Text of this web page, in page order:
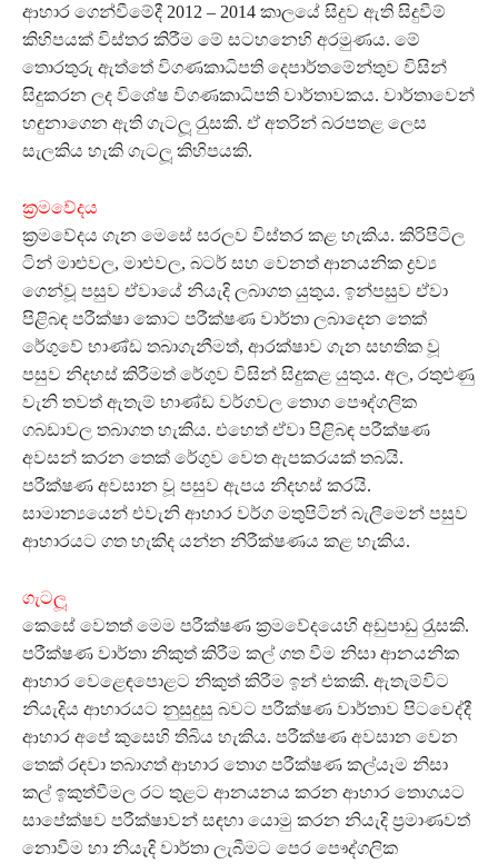
ආහාර ගෙන්වීමේදී 2012 – 2014 කාලයේ සිදුව ඇති සිදුවීම්
කිහිපයක් විස්තර කිරීම මේ සටහනෙහි අරමුණය. මේ
තොරතුරු ඇත්තේ විගණකාධිපති දෙපාර්තමේන්තුව විසින්
සිදුකරන ලද විශේෂ විගණකාධිපති වාර්තාවකය. වාර්තාවෙන්
හඳුනාගෙන ඇති ගැටලූ‍ රැුසකි. ඒ අතරින් බරපතළ ලෙස
සැලකිය හැකි ගැටලූ‍ කිහිපයකි.
ක‍්‍රමවේදය
ක‍්‍රමවේදය ගැන මෙසේ සරලව විස්තර කළ හැකිය. කිරිපිටිල
ටින් මාළුවල, මාළුවල, බටර් සහ වෙනත් ආනයනික ද්‍රව්‍ය
ගෙන්වූ පසුව ඒවායේ නියැදි ලබාගත යුතුය. ඉන්පසුව ඒවා
පිළිබඳ පරීක්ෂා කොට පරීක්ෂණ වාර්තා ලබාදෙන තෙක්
රේගුවේ භාණ්ඩ තබාගැනීමත්, ආරක්ෂාව ගැන සහතික වූ
පසුව නිදහස් කිරීමත් රේගුව විසින් සිදුකළ යුතුය. අල, රතුළුණු
වැනි තවත් ඇතැම් භාණ්ඩ වර්ගවල තොග පෞද්ගලික
ගබඩාවල තබාගත හැකිය. එහෙත් ඒවා පිළිබඳ පරීක්ෂණ
අවසන් කරන තෙක් රේගුව වෙත ඇපකරයක් තබයි.
පරීක්ෂණ අවසාන වූ පසුව ඇපය නිදහස් කරයි.
සාමාන්‍යයෙන් එවැනි ආහාර වර්ග මතුපිටින් බැලීමෙන් පසුව
ආහාරයට ගත හැකිද යන්න නිරීක්ෂණය කළ හැකිය.
ගැටලූ‍
කෙසේ වෙතත් මෙම පරීක්ෂණ ක‍්‍රමවේදයෙහි අඩුපාඩු රැුසකි.
පරීක්ෂණ වාර්තා නිකුත් කිරීම කල් ගත වීම නිසා ආනයනික
ආහාර වෙළෙඳපොළට නිකුත් කිරීම ඉන් එකකි. ඇතැම්විට
නියැදිය ආහාරයට නුසුදුසු බවට පරීක්ෂණ වාර්තාව පිටවෙද්දී
ආහාර අපේ කුසෙහි තිබිය හැකිය. පරීක්ෂණ අවසාන වෙන
තෙක් රඳවා තබාගත් ආහාර තොග පරීක්ෂණ කල්යෑම නිසා
කල් ඉකුත්වීමල රට තුළට ආනයනය කරන ආහාර තොගයට
සාපේක්ෂව පරීක්ෂාවන් සඳහා යොමු කරන නියැදි ප‍්‍රමාණවත්
නොවීම හා නියැදි වාර්තා ලැබීමට පෙර පෞද්ගලික